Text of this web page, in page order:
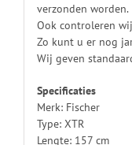
verzonden worden.
Ook controleren
Zo kunt u er nog
Wij geven
Specificaties
Merk: Fischer
Type: XTR
Lengte: 157 cm